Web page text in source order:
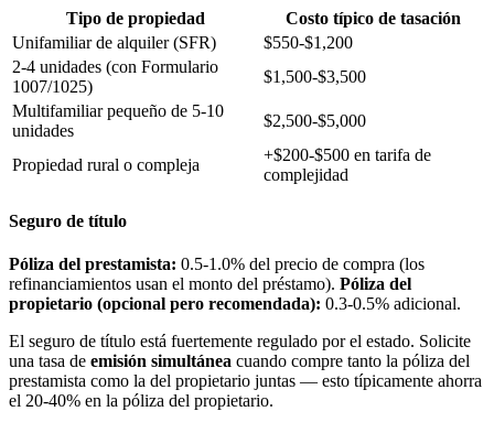
Tipo de propiedad
Costo típico de tasación
Unifamiliar de alquiler (SFR)
$550-$1,200
2-4 unidades (con Formulario
1007/1025)
$1,500-$3,500
Multifamiliar pequeño de 5-10
unidades
$2,500-$5,000
Propiedad rural o compleja
+$200-$500 en tarifa de
complejidad
Seguro de título
Póliza del prestamista: 0.5-1.0% del precio de compra (los
refinanciamientos usan el monto del préstamo). Póliza del
propietario (opcional pero recomendada): 0.3-0.5% adicional.
El seguro de título está fuertemente regulado por el estado. Solicite
una tasa de emisión simultánea cuando compre tanto la póliza del
prestamista como la del propietario juntas — esto típicamente ahorra
el 20-40% en la póliza del propietario.